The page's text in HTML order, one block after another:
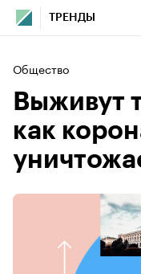
ТРЕНДЫ
Общество
Выживут
как